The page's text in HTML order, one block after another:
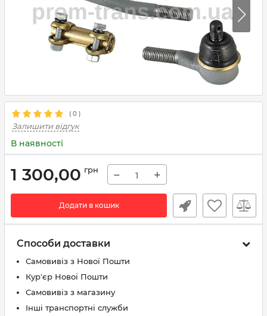
( 0 )
Залишити відгук
В наявності
1 300,00 грн − +
Додати в кошик
Способи доставки
Самовивіз з Нової Пошти
Кур'єр Нової Пошти
Самовивіз з магазину
Інші транспортні служби